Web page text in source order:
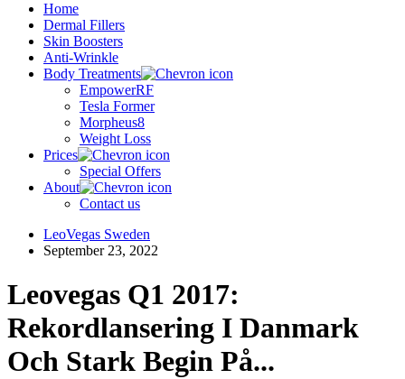
Home
Dermal Fillers
Skin Boosters
Anti-Wrinkle
Body Treatments
EmpowerRF
Tesla Former
Morpheus8
Weight Loss
Prices
Special Offers
About
Contact us
LeoVegas Sweden
September 23, 2022
Leovegas Q1 2017:
Rekordlansering I Danmark
Och Stark Begin På...